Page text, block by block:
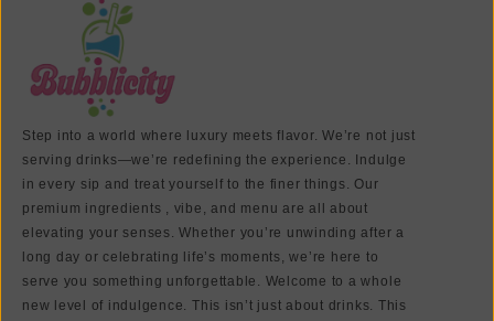
Step into a world where luxury meets flavor. We’re not just
serving drinks—we’re redefining the experience. Indulge
in every sip and treat yourself to the finer things. Our
premium ingredients , vibe, and menu are all about
elevating your senses. Whether you’re unwinding after a
long day or celebrating life’s moments, we’re here to
serve you something unforgettable. Welcome to a whole
new level of indulgence. This isn’t just about drinks. This